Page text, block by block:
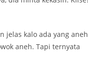
jelas kalo ada yang
aneh. Tapi ternyata